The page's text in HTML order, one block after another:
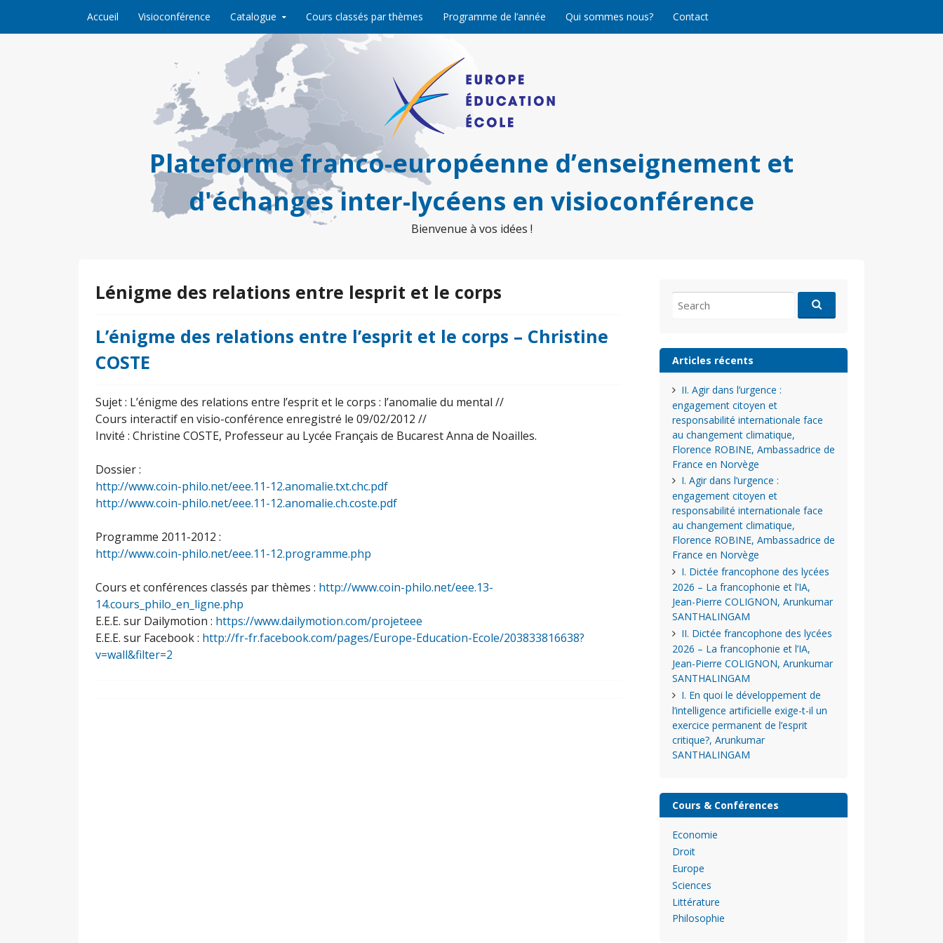
Accueil Visioconférence Catalogue Cours classés par thèmes Programme de l’année Qui sommes nous? Contact
Plateforme franco-européenne d’enseignement et
d'échanges inter-lycéens en visioconférence
Bienvenue à vos idées !
Lénigme des relations entre lesprit et le corps
L’énigme des relations entre l’esprit et le corps – Christine
COSTE
Sujet : L’énigme des relations entre l’esprit et le corps : l’anomalie du mental //
Cours interactif en visio-conférence enregistré le 09/02/2012 //
Invité : Christine COSTE, Professeur au Lycée Français de Bucarest Anna de Noailles.
Dossier :
http://www.coin-philo.net/eee.11-12.anomalie.txt.chc.pdf
http://www.coin-philo.net/eee.11-12.anomalie.ch.coste.pdf
Programme 2011-2012 :
http://www.coin-philo.net/eee.11-12.programme.php
Cours et conférences classés par thèmes : http://www.coin-philo.net/eee.13-
14.cours_philo_en_ligne.php
E.E.E. sur Dailymotion : https://www.dailymotion.com/projeteee
E.E.E. sur Facebook : http://fr-fr.facebook.com/pages/Europe-Education-Ecole/203833816638?
v=wall&filter=2
for:
Articles récents
II. Agir dans l’urgence :
engagement citoyen et
responsabilité internationale face
au changement climatique,
Florence ROBINE, Ambassadrice de
France en Norvège
I. Agir dans l’urgence :
engagement citoyen et
responsabilité internationale face
au changement climatique,
Florence ROBINE, Ambassadrice de
France en Norvège
I. Dictée francophone des lycées
2026 – La francophonie et l’IA,
Jean-Pierre COLIGNON, Arunkumar
SANTHALINGAM
II. Dictée francophone des lycées
2026 – La francophonie et l’IA,
Jean-Pierre COLIGNON, Arunkumar
SANTHALINGAM
I. En quoi le développement de
l’intelligence artificielle exige-t-il un
exercice permanent de l’esprit
critique?, Arunkumar
SANTHALINGAM
Cours & Conférences
Economie
Droit
Europe
Sciences
Littérature
Philosophie